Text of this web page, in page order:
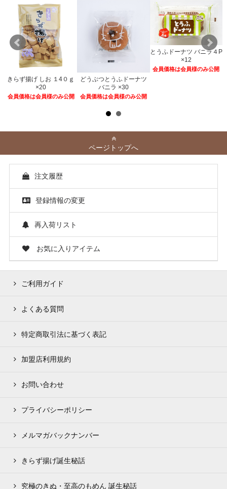
きらず揚げ しお １4０ｇ
×20
会員価格は会員様のみ公開
どうぶつとうふドーナツ
バニラ ×30
会員価格は会員様のみ公開
とうふドーナツ バニラ４P
×12
会員価格は会員様のみ公開
ページトップへ
注文履歴
登録情報の変更
再入荷リスト
お気に入りアイテム
ご利用ガイド
よくある質問
特定商取引法に基づく表記
加盟店利用規約
お問い合わせ
プライバシーポリシー
メルマガバックナンバー
きらず揚げ誕生秘話
究極のきぬ・至高のもめん 誕生秘話